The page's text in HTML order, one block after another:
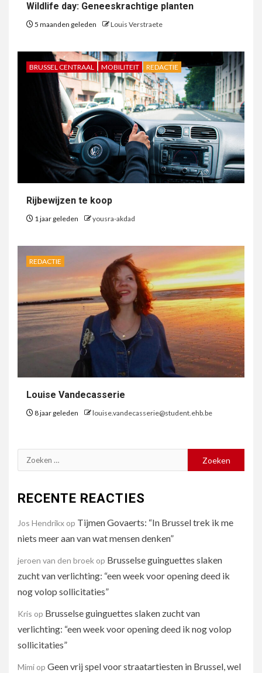
Wildlife day: Geneeskrachtige planten
5 maanden geleden Louis Verstraete
BRUSSEL CENTRAAL MOBILITEIT REDACTIE
Rijbewijzen te koop
1 jaar geleden yousra-akdad
REDACTIE
Louise Vandecasserie
8 jaar geleden louise.vandecasserie@student.ehb.be
Zoeken
naar:
RECENTE REACTIES
Jos Hendrikx op Tijmen Govaerts: “In Brussel trek ik me
niets meer aan van wat mensen denken”
jeroen van den broek op Brusselse guinguettes slaken
zucht van verlichting: “een week voor opening deed ik
nog volop sollicitaties”
Kris op Brusselse guinguettes slaken zucht van
verlichting: “een week voor opening deed ik nog volop
sollicitaties”
Mimi op Geen vrij spel voor straatartiesten in Brussel, wel